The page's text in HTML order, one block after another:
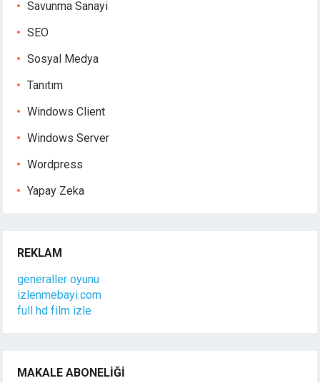
Savunma Sanayi
SEO
Sosyal Medya
Tanıtım
Windows Client
Windows Server
Wordpress
Yapay Zeka
REKLAM
generaller oyunu
izlenmebayi.com
full hd film izle
MAKALE ABONELIĞI